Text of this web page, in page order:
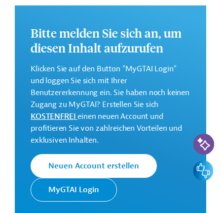
landwirtschaftliche Verfahren;
Annex 3: Stärkung der Zivilgesellschaft als Akteure
Annex 4: Kooperationsfazilität für Sri Lanka -
Strategische Kommunikation.
Dieses Projekt gehört zu derEU-
Konnektivitätsinitiative Global Gateway.
Weitere Informationen über das
Originaldokumenten, die zum Download bereitstehen.
Bei Fragen wenden Sie sich bitte an das Brüsseler Büro
von Germany Trade & Invest unter projekte@gtai.de.
Bitte melden Sie sich an, um
diesen Inhalt aufzurufen
Klicken Sie auf den Button "MyGTAI Login"
und loggen Sie sich mit Ihrer
Benutzererkennung ein. Sie haben noch keinen
Zugang zu MyGTAI? Erstellen Sie sich
KOSTENFREIeinen neuen Account und
profitieren Sie von zahlreichen Vorteilen und
exklusiven Inhalten.
Neuen Account erstellen
MyGTAI Login
KI-